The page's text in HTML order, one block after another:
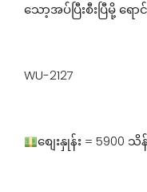
သော့အပ်ပြီးစီးပြီမို့ ရော
WU-2127
စျေးနှုန်း = 5900